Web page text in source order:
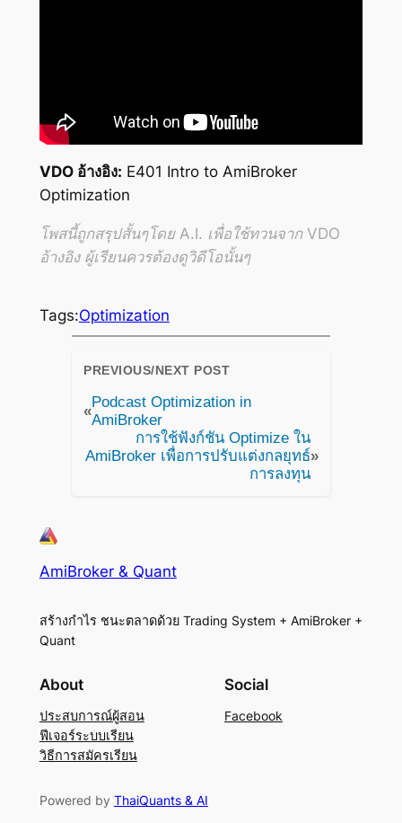
VDO อ้างอิง: E401 Intro to AmiBroker
Optimization
โพสนี้ถูกสรุปสั้นๆโดย A.I. เพื่อใช้ทวนจาก VDO
อ้างอิง ผู้เรียนควรต้องดูวิดีโอนั้นๆ
Tags:Optimization
PREVIOUS/NEXT POST
«
Podcast Optimization in
AmiBroker
การใช้ฟังก์ชัน Optimize ใน
AmiBroker เพื่อการปรับแต่งกลยุทธ์
การลงทุน
»
AmiBroker & Quant
สร้างกำไร ชนะตลาดด้วย Trading System + AmiBroker +
Quant
About
ประสบการณ์ผู้สอน
ฟีเจอร์ระบบเรียน
วิธีการสมัครเรียน
Social
Facebook
Powered by ThaiQuants & AI